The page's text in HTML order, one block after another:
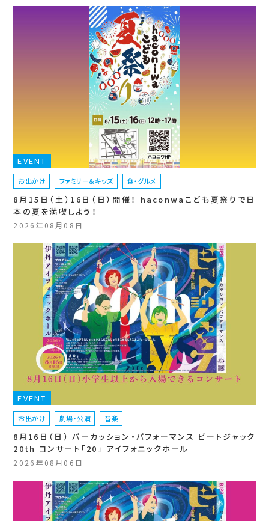
EVENT
お出かけ ファミリー＆キッズ 食・グルメ
8月15日（土）16日（日）開催！ haconwaこども夏祭りで日
本の夏を満喫しよう！
2026年08月08日
EVENT
お出かけ 劇場・公演 音楽
8月16日（日） パーカッション・パフォーマンス ビートジャック
20th コンサート「20」 アイフォニックホール
2026年08月06日